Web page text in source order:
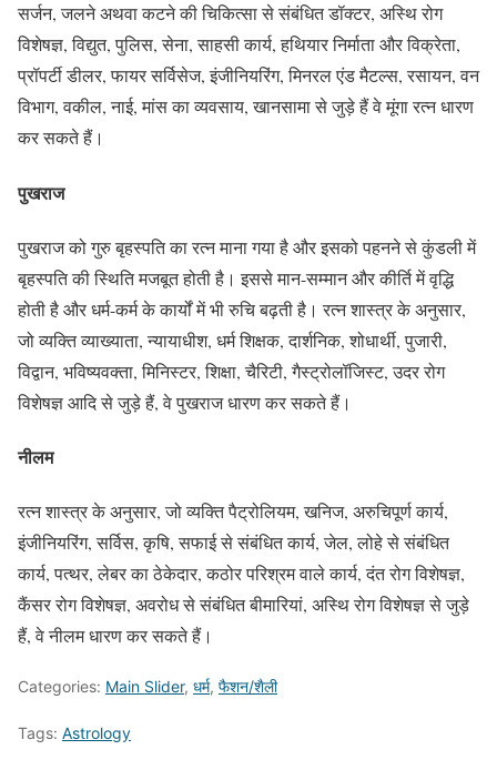
सर्जन, जलने अथवा कटने की चिकित्सा से संबंधित डॉक्टर, अस्थि रोग
विशेषज्ञ, विद्युत, पुलिस, सेना, साहसी कार्य, हथियार निर्माता और विक्रेता,
प्रॉपर्टी डीलर, फायर सर्विसेज, इंजीनियरिंग, मिनरल एंड मैटल्स, रसायन, वन
विभाग, वकील, नाई, मांस का व्यवसाय, खानसामा से जुड़े हैं वे मूंगा रत्न धारण
कर सकते हैं।
पुखराज
पुखराज को गुरु बृहस्पति का रत्न माना गया है और इसको पहनने से कुंडली में
बृहस्पति की स्थिति मजबूत होती है। इससे मान-सम्मान और कीर्ति में वृद्धि
होती है और धर्म-कर्म के कार्यों में भी रुचि बढ़ती है। रत्न शास्त्र के अनुसार,
जो व्यक्ति व्याख्याता, न्यायाधीश, धर्म शिक्षक, दार्शनिक, शोधार्थी, पुजारी,
विद्वान, भविष्यवक्ता, मिनिस्टर, शिक्षा, चैरिटी, गैस्ट्रोलॉजिस्ट, उदर रोग
विशेषज्ञ आदि से जुड़े हैं, वे पुखराज धारण कर सकते हैं।
नीलम
रत्न शास्त्र के अनुसार, जो व्यक्ति पैट्रोलियम, खनिज, अरुचिपूर्ण कार्य,
इंजीनियरिंग, सर्विस, कृषि, सफाई से संबंधित कार्य, जेल, लोहे से संबंधित
कार्य, पत्थर, लेबर का ठेकेदार, कठोर परिश्रम वाले कार्य, दंत रोग विशेषज्ञ,
कैंसर रोग विशेषज्ञ, अवरोध से संबंधित बीमारियां, अस्थि रोग विशेषज्ञ से जुड़े
हैं, वे नीलम धारण कर सकते हैं।
Categories: Main Slider, धर्म, फैशन/शैली
Tags: Astrology